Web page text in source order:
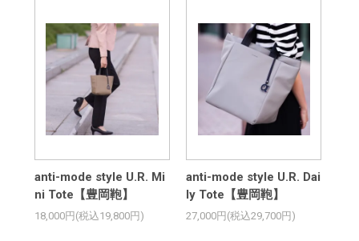
anti-mode style U.R. Mi
ni Tote【豊岡鞄】
18,000円(税込19,800円)
anti-mode style U.R. Dai
ly Tote【豊岡鞄】
27,000円(税込29,700円)